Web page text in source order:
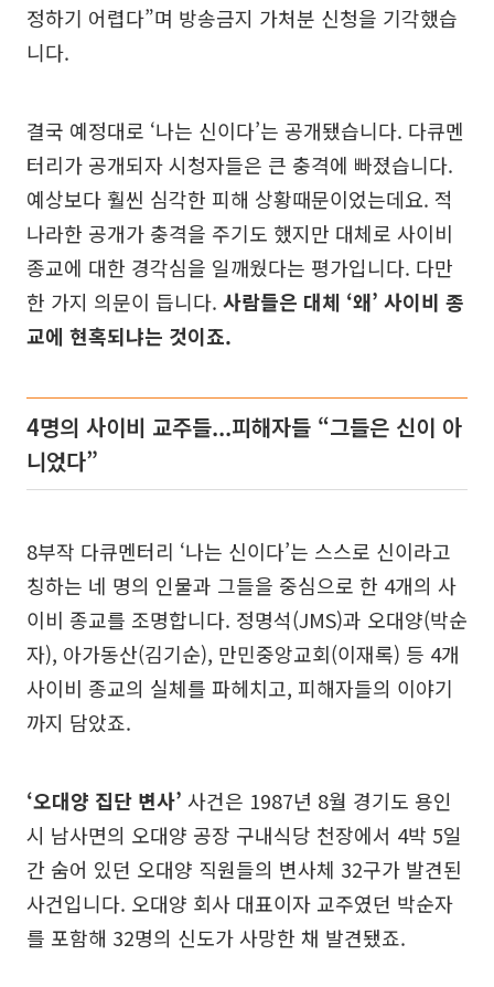
정하기 어렵다”며 방송금지 가처분 신청을 기각했습
니다.
결국 예정대로 ‘나는 신이다’는 공개됐습니다. 다큐멘
터리가 공개되자 시청자들은 큰 충격에 빠졌습니다.
예상보다 훨씬 심각한 피해 상황때문이었는데요. 적
나라한 공개가 충격을 주기도 했지만 대체로 사이비
종교에 대한 경각심을 일깨웠다는 평가입니다. 다만
한 가지 의문이 듭니다. 사람들은 대체 ‘왜’ 사이비 종
교에 현혹되냐는 것이죠.
4명의 사이비 교주들...피해자들 “그들은 신이 아
니었다”
8부작 다큐멘터리 ‘나는 신이다’는 스스로 신이라고
칭하는 네 명의 인물과 그들을 중심으로 한 4개의 사
이비 종교를 조명합니다. 정명석(JMS)과 오대양(박순
자), 아가동산(김기순), 만민중앙교회(이재록) 등 4개
사이비 종교의 실체를 파헤치고, 피해자들의 이야기
까지 담았죠.
‘오대양 집단 변사’ 사건은 1987년 8월 경기도 용인
시 남사면의 오대양 공장 구내식당 천장에서 4박 5일
간 숨어 있던 오대양 직원들의 변사체 32구가 발견된
사건입니다. 오대양 회사 대표이자 교주였던 박순자
를 포함해 32명의 신도가 사망한 채 발견됐죠.